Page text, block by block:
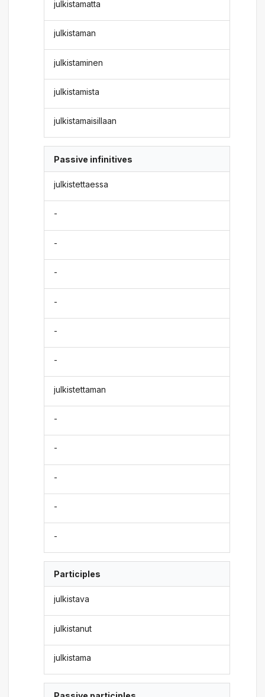
julkistamatta
julkistaman
julkistaminen
julkistamista
julkistamaisillaan
Passive infinitives
julkistettaessa
-
-
-
-
-
-
julkistettaman
-
-
-
-
-
Participles
julkistava
julkistanut
julkistama